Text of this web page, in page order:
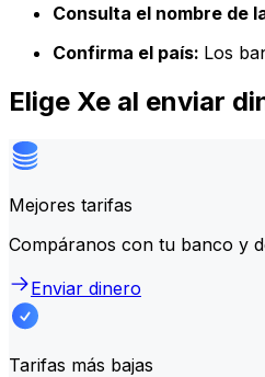
Consulta el nombre de
Confirma el país: Los
Elige Xe al enviar
Mejores tarifas
Compáranos con tu banco y
Enviar dinero
Tarifas más bajas